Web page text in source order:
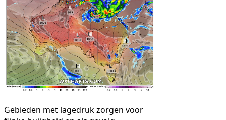
Gebieden met lagedruk zorgen voor